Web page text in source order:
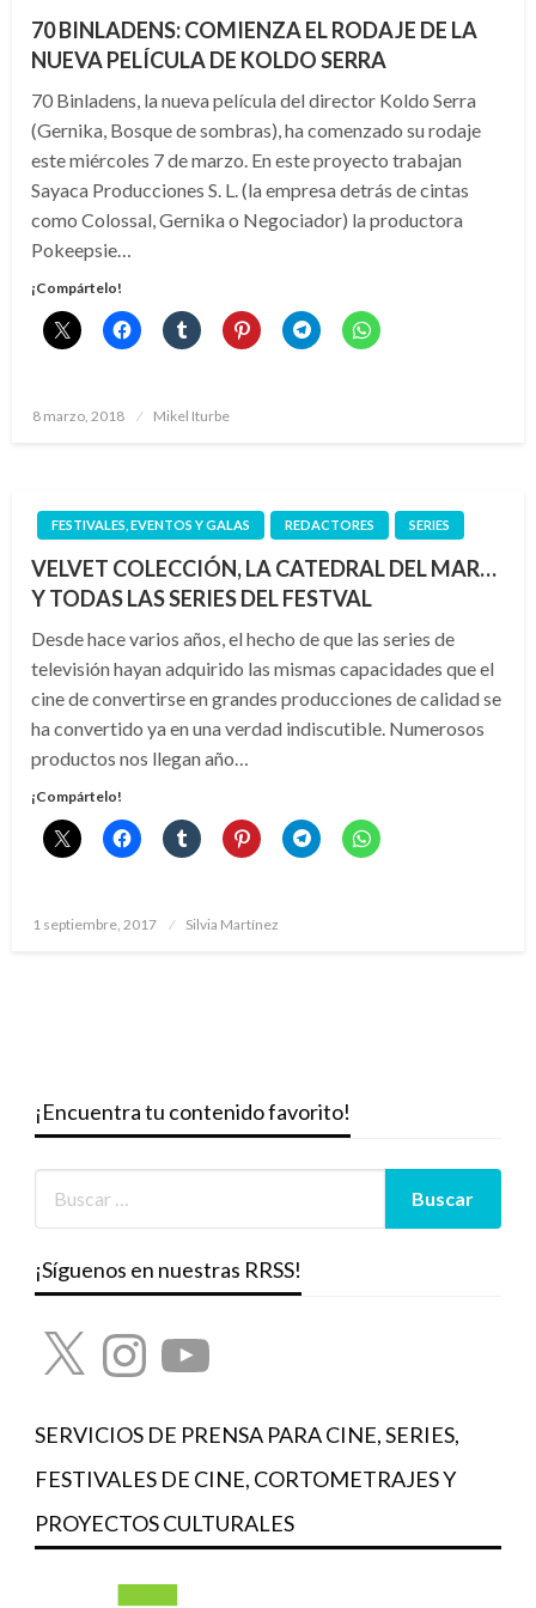
70 BINLADENS: COMIENZA EL RODAJE DE LA
NUEVA PELÍCULA DE KOLDO SERRA
70 Binladens, la nueva película del director Koldo Serra
(Gernika, Bosque de sombras), ha comenzado su rodaje
este miércoles 7 de marzo. En este proyecto trabajan
Sayaca Producciones S. L. (la empresa detrás de cintas
como Colossal, Gernika o Negociador) la productora
Pokeepsie…
¡Compártelo!
Publicado
8 marzo, 2018 Mikel Iturbe
FESTIVALES, EVENTOS Y GALAS REDACTORES SERIES
VELVET COLECCIÓN, LA CATEDRAL DEL MAR…
Y TODAS LAS SERIES DEL FESTVAL
Desde hace varios años, el hecho de que las series de
televisión hayan adquirido las mismas capacidades que el
cine de convertirse en grandes producciones de calidad se
ha convertido ya en una verdad indiscutible. Numerosos
productos nos llegan año…
¡Compártelo!
Publicado
1 septiembre, 2017 Silvia Martínez
¡Encuentra tu contenido favorito!
¡Síguenos en nuestras RRSS!
X InstagramYouTube
SERVICIOS DE PRENSA PARA CINE, SERIES,
FESTIVALES DE CINE, CORTOMETRAJES Y
PROYECTOS CULTURALES